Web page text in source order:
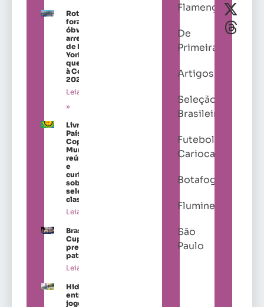
Roteiros
fora do
óbvio nos
arredores
de Nova
York para
quem vai
à Copa de
2026
Leia mais
»
Livro “Os
Países da
Copa do
Mundo”
reúne dados
e
curiosidades
sobre as
seleções
classificadas
Leia mais »
Brasil Ladies
Cup amplia
presença de
patrocinadores
Leia mais »
Hidratação
entra no
jogo antes
Flamengo
De
Primeira
Artigos
Seleção
Brasileira
Futebol
Carioca
Botafogo
Fluminense
São
Paulo